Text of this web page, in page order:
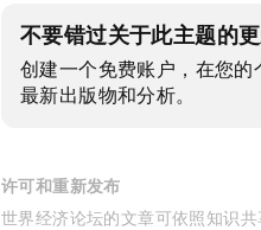
不要错过关于此主题的
创建一个免费账户，在您
最新出版物和分析。
许可和重新发布
世界经济论坛的文章可依照知识